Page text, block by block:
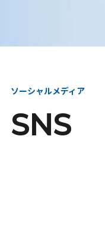
ソーシャルメディア
SNS